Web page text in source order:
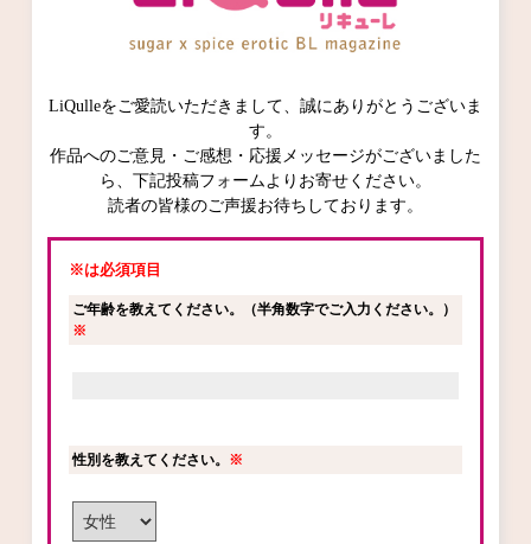
お問い合わせはこちら
オーバーラップノベルス
オーバーラップノベルスf
LiQulleをご愛読いただきまして、誠にありがとうございま
す。
作品へのご意見・ご感想・応援メッセージがございました
ら、下記投稿フォームよりお寄せください。
読者の皆様のご声援お待ちしております。
※は必須項目
ご年齢を教えてください。（半角数字でご入力ください。）
※
性別を教えてください。 ※